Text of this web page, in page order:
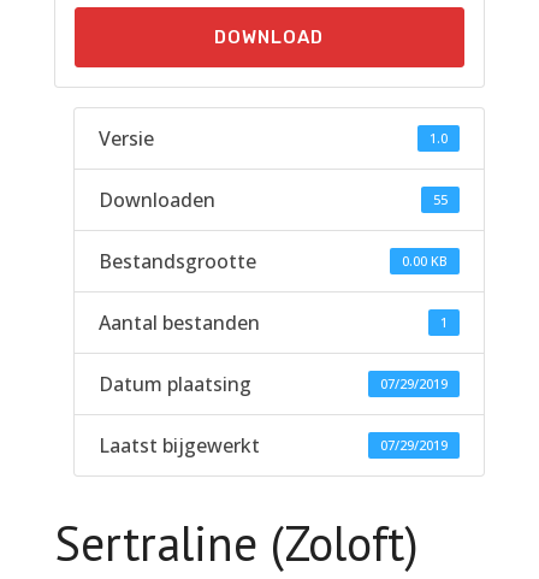
DOWNLOAD
Versie 1.0
Downloaden 55
Bestandsgrootte 0.00 KB
Aantal bestanden 1
Datum plaatsing 07/29/2019
Laatst bijgewerkt 07/29/2019
Sertraline (Zoloft)